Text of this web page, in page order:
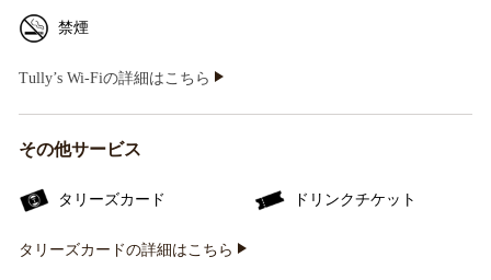
禁煙
Tully’s Wi-Fiの詳細はこちら
その他サービス
タリーズカード ドリンクチケット
タリーズカードの詳細はこちら